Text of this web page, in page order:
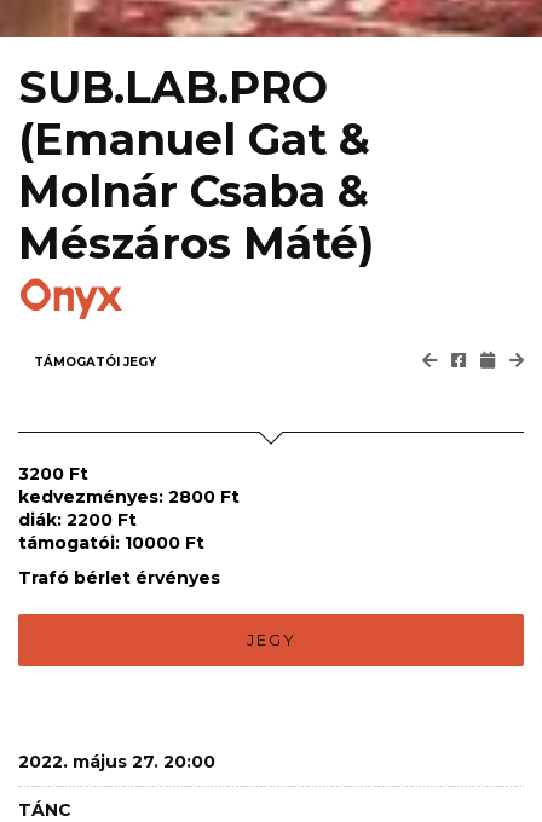
SUB.LAB.PRO
(Emanuel Gat &
Molnár Csaba &
Mészáros Máté)
Onyx
TÁMOGATÓI JEGY
3200 Ft
kedvezményes: 2800 Ft
diák: 2200 Ft
támogatói: 10000 Ft
Trafó bérlet érvényes
JEGY
2022. május 27. 20:00
TÁNC